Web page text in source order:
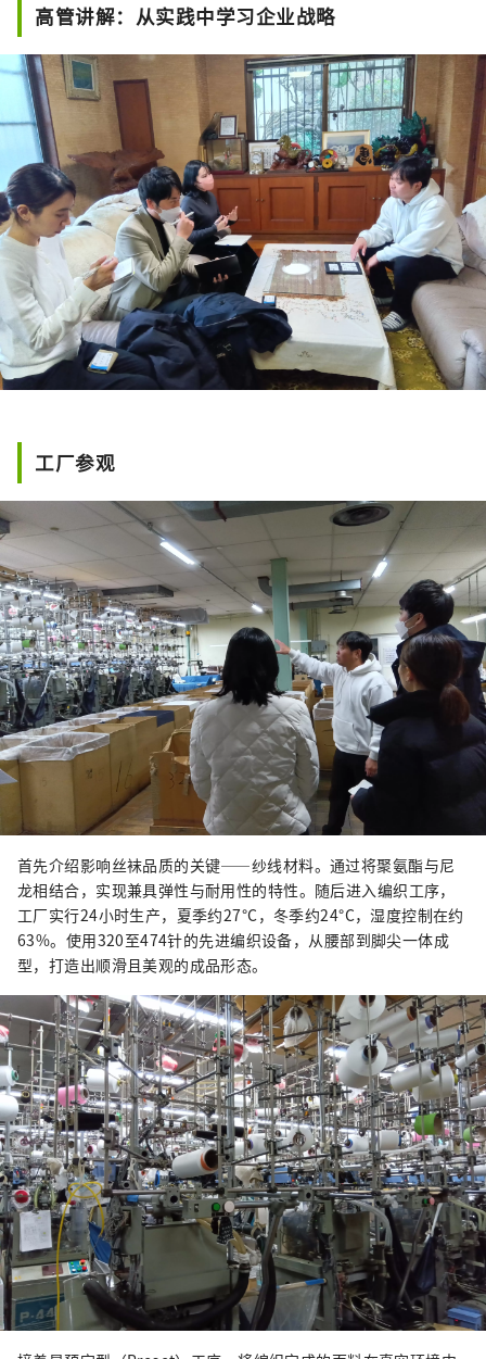
高管讲解：从实践中学习企业战略
工厂参观
首先介绍影响丝袜品质的关键——纱线材料。通过将聚氨酯与尼
龙相结合，实现兼具弹性与耐用性的特性。随后进入编织工序，
工厂实行24小时生产，夏季约27°C，冬季约24°C，湿度控制在约
63%。使用320至474针的先进编织设备，从腰部到脚尖一体成
型，打造出顺滑且美观的成品形态。